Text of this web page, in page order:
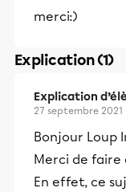
merci:)
Explication (1)
Explication
27 septembre 2021
Bonjour Loup
Merci de faire
En effet, ce